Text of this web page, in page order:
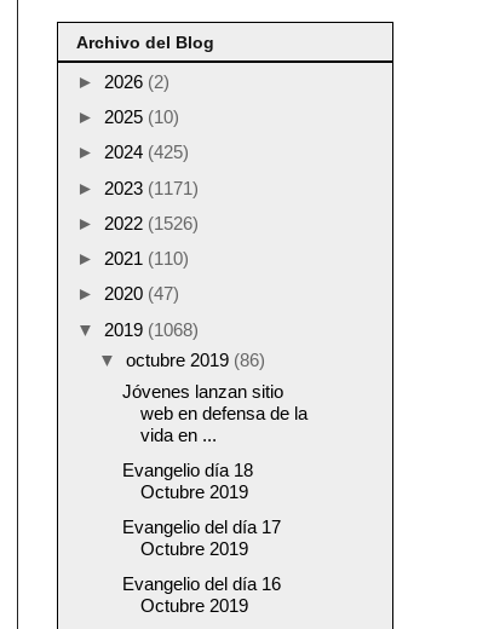
Archivo del Blog
► 2026 (2)
► 2025 (10)
► 2024 (425)
► 2023 (1171)
► 2022 (1526)
► 2021 (110)
► 2020 (47)
▼ 2019 (1068)
▼ octubre 2019 (86)
Jóvenes lanzan sitio
web en defensa de la
vida en ...
Evangelio día 18
Octubre 2019
Evangelio del día 17
Octubre 2019
Evangelio del día 16
Octubre 2019